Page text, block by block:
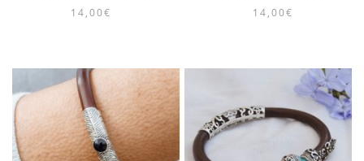
14,00€ 14,00€